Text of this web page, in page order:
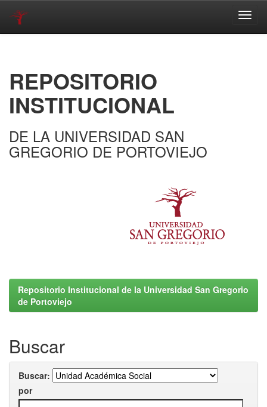
REPOSITORIO
INSTITUCIONAL
DE LA UNIVERSIDAD SAN
GREGORIO DE PORTOVIEJO
Repositorio Institucional de la Universidad San Gregorio
de Portoviejo
Buscar
Buscar:
por